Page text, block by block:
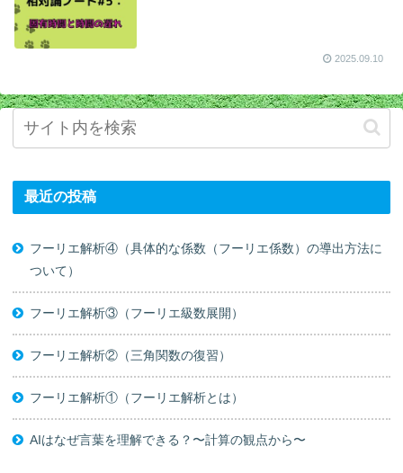
2025.09.10
最近の投稿
フーリエ解析④（具体的な係数（フーリエ係数）の導出方法に
ついて）
フーリエ解析③（フーリエ級数展開）
フーリエ解析②（三角関数の復習）
フーリエ解析①（フーリエ解析とは）
AIはなぜ言葉を理解できる？〜計算の観点から〜